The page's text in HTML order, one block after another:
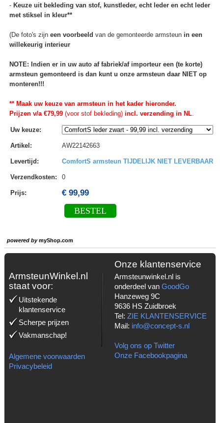
- Keuze uit bekleding van stof, kunstleder, echt leder en echt leder
met stiksel in kleur**
(De foto's zijn een voorbeeld van de gemonteerde armsteun in een
willekeurig interieur
NOTE: Indien er in uw auto af fabriek/af importeur een (te korte)
armsteun gemonteerd is dan kunt u onze armsteun daar NIET op
monteren!!!
** Maak uw keuze van armsteun in het kader hieronder.
Prijzen v/a €79,99(voor stof bekleding)incl. verzending in NL.
Uw keuze:
Artikel : AW22142663
Levertijd : ComfortS armsteun TIJDELIJK NIET LEVERBAAR
Verzendkosten: 0
Prijs: € 99,99
BESTEL
powered bymyShop.com
ArmsteunWinkel.nl
staat voor:
Uitstekende
klantenservice
Scherpe prijzen
Vakmanschap!
Algemene voorwaarden
Privacybeleid
Onze klantenservice
Armsteunwinkel.nl is
onderdeel van GoodGo
Hanzeweg 9C
9636 HS Zuidbroek
Tel: ZIE KLANTENSERVICE
Mail: info@concept-s.nl
Volg ons op Twitter
Onze Facebookpagina